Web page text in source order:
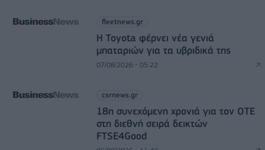
fleetnews.gr
Η Toyota φέρνει νέα γενιά
μπαταριών για τα υβριδικά της
07/08/2026 - 05:22
csrnews.gr
18η συνεχόμενη χρονιά για τον ΟΤΕ
στη διεθνή σειρά δεικτών
FTSE4Good